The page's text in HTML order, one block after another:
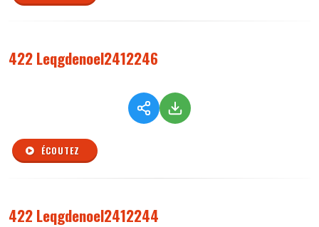
422 Leqgdenoel2412246
ÉCOUTEZ
422 Leqgdenoel2412244